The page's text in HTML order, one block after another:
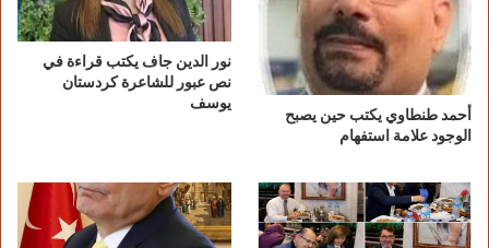
أحمد طنطاوي يكتب حين يصبح
الوجود علامة استفهام
نور الدين جاف يكتب قراءة في
نص عبور للشاعرة كردستان
يوسف